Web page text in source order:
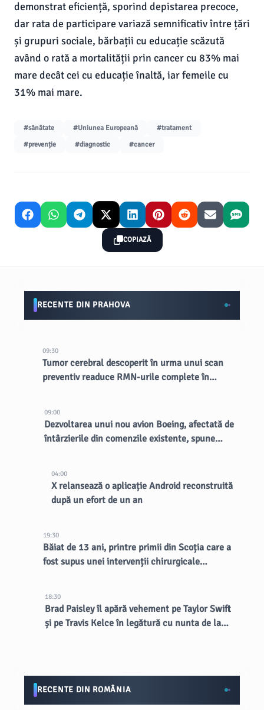
demonstrat eficiență, sporind depistarea precoce,
dar rata de participare variază semnificativ între țări
și grupuri sociale, bărbații cu educație scăzută
având o rată a mortalității prin cancer cu 83% mai
mare decât cei cu educație înaltă, iar femeile cu
31% mai mare.
#sănătate #Uniunea Europeană
#tratament
#prevenție
#diagnostic #cancer
COPIAZĂ
RECENTE DIN PRAHOVA
09:30
Tumor cerebral descoperit în urma unui scan
preventiv readuce RMN-urile complete în
09:00
Dezvoltarea unui nou avion Boeing, afectată de
întârzierile din comenzile existente, spune
04:00
X relansează o aplicație Android reconstruită
după un efort de un an
19:30
Băiat de 13 ani, printre primii din Scoția care a
fost supus unei intervenții chirurgicale
18:30
Brad Paisley îl apără vehement pe Taylor Swift
și pe Travis Kelce în legătură cu nunta de la
RECENTE DIN ROMÂNIA